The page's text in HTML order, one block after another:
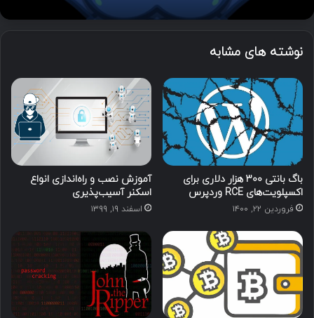
نوشته های مشابه
باگ بانتی ۳۰۰ هزار دلاری برای
اکسپلویت‌های RCE وردپرس
فروردین ۲۲, ۱۴۰۰
آموزش نصب و راه‌اندازی انواع
اسکنر آسیب‌پذیری
اسفند ۱۹, ۱۳۹۹